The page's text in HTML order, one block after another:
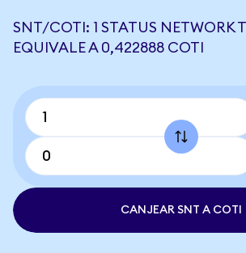
SNT/COTI: 1 STATUS NETWORK
EQUIVALE A 0,422888 COTI
CANJEAR SNT A COTI